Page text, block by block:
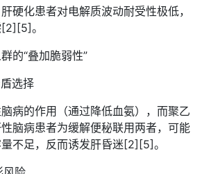
硬化患者对电解质波动耐受性极低，
。
的“叠加脆弱性”
选择
病的作用（通过降低血氨），而聚乙
脑病患者为缓解便秘联用两者，可能
不足，反而诱发肝昏迷[2][5]。